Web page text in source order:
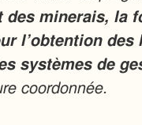
des minerais, la
l’obtention
systèmes de
coordonnée.